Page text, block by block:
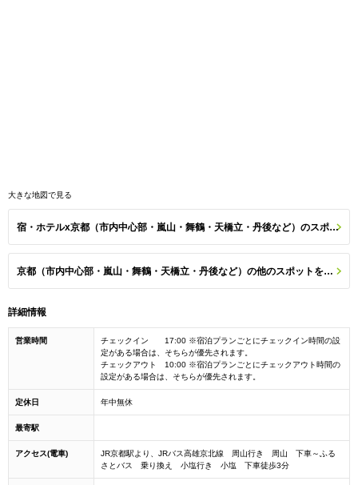
大きな地図で見る
宿・ホテルx京都（市内中心部・嵐山・舞鶴・天橋立・丹後など）のスポット一覧
京都（市内中心部・嵐山・舞鶴・天橋立・丹後など）の他のスポットを探す
詳細情報
営業時間
チェックイン 17:00 ※宿泊プランごとにチェックイン時間の設
定がある場合は、そちらが優先されます。
チェックアウト 10:00 ※宿泊プランごとにチェックアウト時間の
設定がある場合は、そちらが優先されます。
定休日 年中無休
最寄駅
アクセス(電車)
JR京都駅より、JRバス高雄京北線 周山行き 周山 下車～ふる
さとバス 乗り換え 小塩行き 小塩 下車徒歩3分